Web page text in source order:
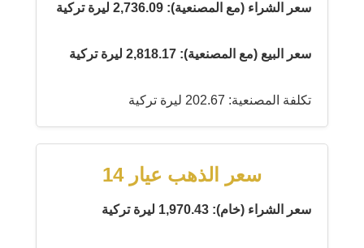
سعر الشراء (مع المصنعية): 2,736.09 ليرة تركية
سعر البيع (مع المصنعية): 2,818.17 ليرة تركية
تكلفة المصنعية: 202.67 ليرة تركية
سعر الذهب عيار 14
سعر الشراء (خام): 1,970.43 ليرة تركية